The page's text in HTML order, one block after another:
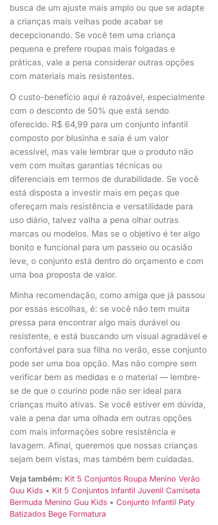
busca de um ajuste mais amplo ou que se adapte
a crianças mais velhas pode acabar se
decepcionando. Se você tem uma criança
pequena e prefere roupas mais folgadas e
práticas, vale a pena considerar outras opções
com materiais mais resistentes.
O custo-benefício aqui é razoável, especialmente
com o desconto de 50% que está sendo
oferecido. R$ 64,99 para um conjunto infantil
composto por blusinha e saia é um valor
acessível, mas vale lembrar que o produto não
vem com muitas garantias técnicas ou
diferenciais em termos de durabilidade. Se você
está disposta a investir mais em peças que
ofereçam mais resistência e versatilidade para
uso diário, talvez valha a pena olhar outras
marcas ou modelos. Mas se o objetivo é ter algo
bonito e funcional para um passeio ou ocasião
leve, o conjunto está dentro do orçamento e com
uma boa proposta de valor.
Minha recomendação, como amiga que já passou
por essas escolhas, é: se você não tem muita
pressa para encontrar algo mais durável ou
resistente, e está buscando um visual agradável e
confortável para sua filha no verão, esse conjunto
pode ser uma boa opção. Mas não compre sem
verificar bem as medidas e o material — lembre-
se de que o courino pode não ser ideal para
crianças muito ativas. Se você estiver em dúvida,
vale a pena dar uma olhada em outras opções
com mais informações sobre resistência e
lavagem. Afinal, queremos que nossas crianças
sejam bem vistas, mas também bem cuidadas.
Veja também: Kit 5 Conjuntos Roupa Menino Verão
Guu Kids • Kit 5 Conjuntos Infantil Juvenil Camiseta
Bermuda Menino Guu Kids • Conjunto Infantil Paty
Batizados Bege Formatura